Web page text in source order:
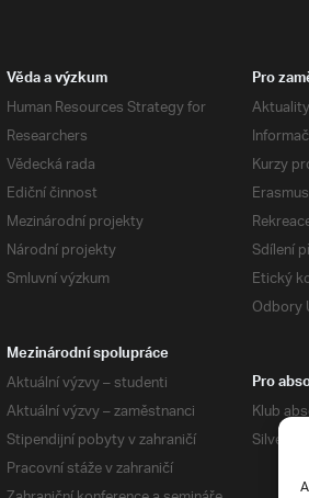
Věda a výzkum
Human Resources Strategy for
Researchers
Vědecká rada
Ediční činnost
Mezinárodní projekty
Národní projekty
Smluvní výzkum
Pro
Aktuality
Kurzy
Sdílení
Etický
Odbory
Mezinárodní spolupráce
Aktuální výzvy – studenti
Aktuální výzvy – zaměstnanci
Stipendijní pobyty v zahraničí
Pracovní stáže v zahraničí
Pro
Klub
Silverius